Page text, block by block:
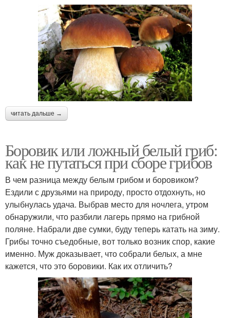
читать дальше →
Боровик или ложный белый гриб:
как не путаться при сборе грибов
В чем разница между белым грибом и боровиком?
Ездили с друзьями на природу, просто отдохнуть, но
улыбнулась удача. Выбрав место для ночлега, утром
обнаружили, что разбили лагерь прямо на грибной
поляне. Набрали две сумки, буду теперь катать на зиму.
Грибы точно съедобные, вот только возник спор, какие
именно. Муж доказывает, что собрали белых, а мне
кажется, что это боровики. Как их отличить?